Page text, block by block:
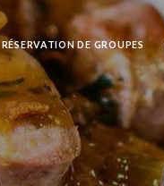
RÉSERVATION DE GROUPES